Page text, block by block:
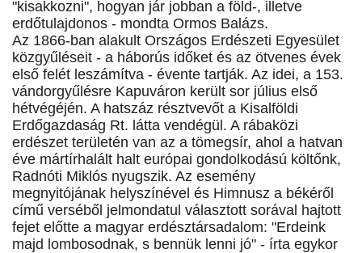
"kisakkozni", hogyan jár jobban a föld-, illetve
erdőtulajdonos - mondta Ormos Balázs.
Az 1866-ban alakult Országos Erdészeti Egyesület
közgyűléseit - a háborús időket és az ötvenes évek
első felét leszámítva - évente tartják. Az idei, a 153.
vándorgyűlésre Kapuváron került sor július első
hétvégéjén. A hatszáz résztvevőt a Kisalföldi
Erdőgazdaság Rt. látta vendégül. A rábaközi
erdészet területén van az a tömegsír, ahol a hatvan
éve mártírhalált halt európai gondolkodású költőnk,
Radnóti Miklós nyugszik. Az esemény
megnyitójának helyszínével és Himnusz a békéről
című verséből jelmondatul választott sorával hajtott
fejet előtte a magyar erdésztársadalom: "Erdeink
majd lombosodnak, s bennük lenni jó" - írta egykor